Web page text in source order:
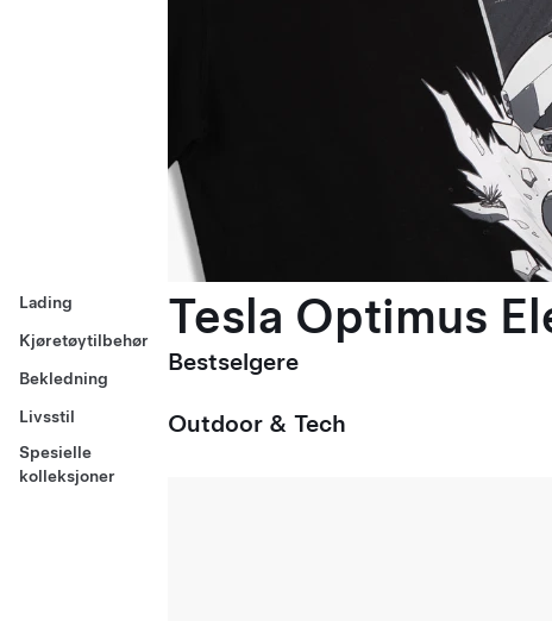
Lading
Kjøretøytilbehør
Bekledning
Livsstil
Spesielle
kolleksjoner
Tesla Optimus
Bestselgere
Outdoor & Tech